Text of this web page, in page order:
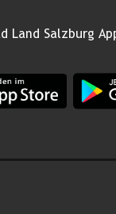
Land Salzburg
Salzburg im
App
abonnieren